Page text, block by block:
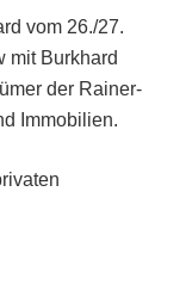
vom 26./27.
mit Burkhard
der Rainer-
Immobilien.